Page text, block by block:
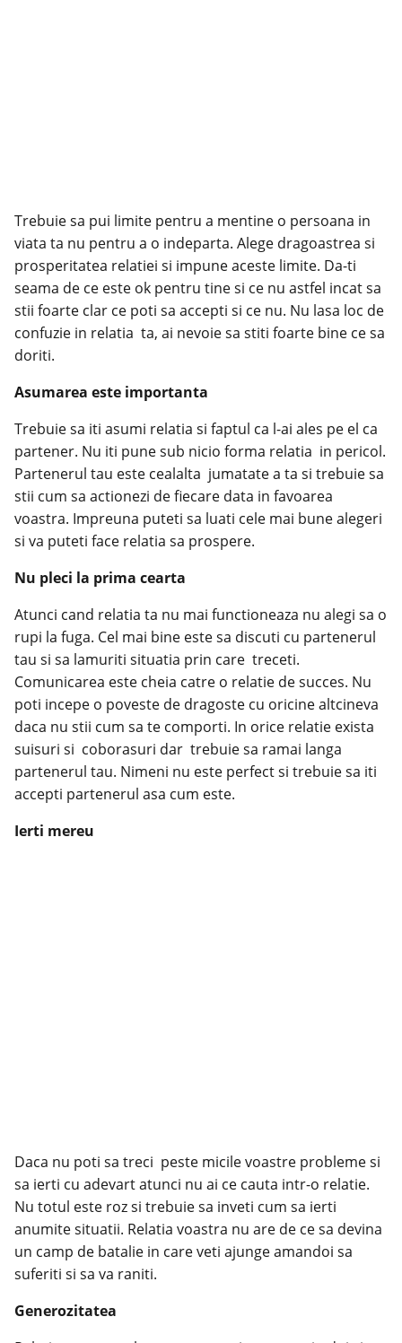
Trebuie sa pui limite pentru a mentine o persoana in
viata ta nu pentru a o indeparta. Alege dragoastrea si
prosperitatea relatiei si impune aceste limite. Da-ti
seama de ce este ok pentru tine si ce nu astfel incat sa
stii foarte clar ce poti sa accepti si ce nu. Nu lasa loc de
confuzie in relatia ta, ai nevoie sa stiti foarte bine ce sa
doriti.
Asumarea este importanta
Trebuie sa iti asumi relatia si faptul ca l-ai ales pe el ca
partener. Nu iti pune sub nicio forma relatia in pericol.
Partenerul tau este cealalta jumatate a ta si trebuie sa
stii cum sa actionezi de fiecare data in favoarea
voastra. Impreuna puteti sa luati cele mai bune alegeri
si va puteti face relatia sa prospere.
Nu pleci la prima cearta
Atunci cand relatia ta nu mai functioneaza nu alegi sa o
rupi la fuga. Cel mai bine este sa discuti cu partenerul
tau si sa lamuriti situatia prin care treceti.
Comunicarea este cheia catre o relatie de succes. Nu
poti incepe o poveste de dragoste cu oricine altcineva
daca nu stii cum sa te comporti. In orice relatie exista
suisuri si coborasuri dar trebuie sa ramai langa
partenerul tau. Nimeni nu este perfect si trebuie sa iti
accepti partenerul asa cum este.
Ierti mereu
Daca nu poti sa treci peste micile voastre probleme si
sa ierti cu adevart atunci nu ai ce cauta intr-o relatie.
Nu totul este roz si trebuie sa inveti cum sa ierti
anumite situatii. Relatia voastra nu are de ce sa devina
un camp de batalie in care veti ajunge amandoi sa
suferiti si sa va raniti.
Generozitatea